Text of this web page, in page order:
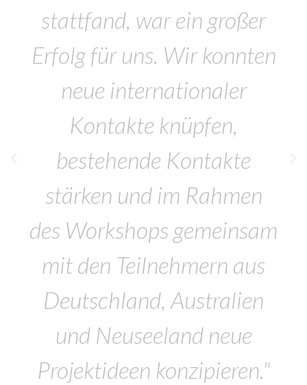
stattfand, war ein großer
Erfolg für uns. Wir konnten
neue internationaler
Kontakte knüpfen,
bestehende Kontakte
stärken und im Rahmen
des Workshops gemeinsam
mit den Teilnehmern aus
Deutschland, Australien
und Neuseeland neue
Projektideen konzipieren."